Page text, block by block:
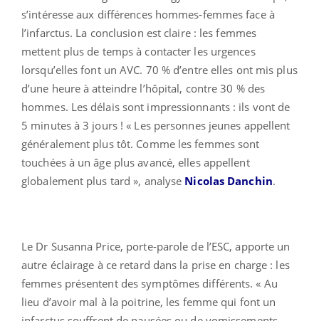
s’intéresse aux différences hommes-femmes face à
l’infarctus. La conclusion est claire : les femmes
mettent plus de temps à contacter les urgences
lorsqu’elles font un AVC. 70 % d’entre elles ont mis plus
d’une heure à atteindre l’hôpital, contre 30 % des
hommes. Les délais sont impressionnants : ils vont de
5 minutes à 3 jours ! « Les personnes jeunes appellent
généralement plus tôt. Comme les femmes sont
touchées à un âge plus avancé, elles appellent
globalement plus tard », analyse Nicolas Danchin.
Le Dr Susanna Price, porte-parole de l’ESC, apporte un
autre éclairage à ce retard dans la prise en charge : les
femmes présentent des symptômes différents. « Au
lieu d’avoir mal à la poitrine, les femme qui font un